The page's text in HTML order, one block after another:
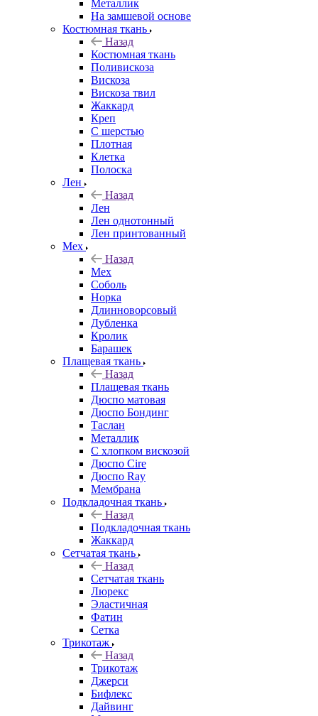
Металлик
На замшевой основе
Костюмная ткань
Назад
Костюмная ткань
Поливискоза
Вискоза
Вискоза твил
Жаккард
Креп
С шерстью
Плотная
Клетка
Полоска
Лен
Назад
Лен
Лен однотонный
Лен принтованный
Мех
Назад
Мех
Соболь
Норка
Длинноворсовый
Дубленка
Кролик
Барашек
Плащевая ткань
Назад
Плащевая ткань
Дюспо матовая
Дюспо Бондинг
Таслан
Металлик
С хлопком вискозой
Дюспо Cire
Дюспо Ray
Мембрана
Подкладочная ткань
Назад
Подкладочная ткань
Жаккард
Сетчатая ткань
Назад
Сетчатая ткань
Люрекс
Эластичная
Фатин
Сетка
Трикотаж
Назад
Трикотаж
Джерси
Бифлекс
Дайвинг